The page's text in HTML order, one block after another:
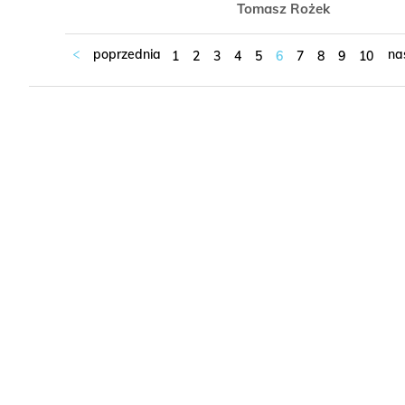
Tomasz Rożek
1 2 3 4 5 6 7 8 9 10